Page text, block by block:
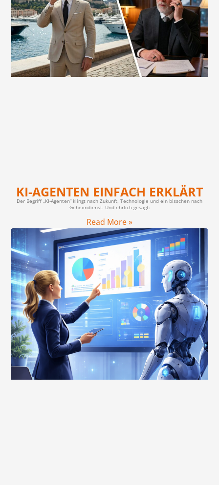
KI-AGENTEN EINFACH ERKLÄRT
Der Begriff „KI-Agenten“ klingt nach Zukunft, Technologie und ein bisschen nach
Geheimdienst. Und ehrlich gesagt:
Read More »